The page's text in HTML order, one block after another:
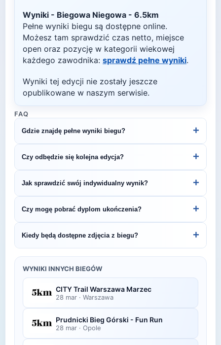
Wyniki - Biegowa Niegowa - 6.5km
Pełne wyniki biegu są dostępne online.
Możesz tam sprawdzić czas netto, miejsce
open oraz pozycję w kategorii wiekowej
każdego zawodnika: sprawdź pełne wyniki.
Wyniki tej edycji nie zostały jeszcze
opublikowane w naszym serwisie.
FAQ
Gdzie znajdę pełne wyniki biegu? +
stronie internetowej lub na platformach takich jak
LiveTracking, RunnerSpace czy MarathonSport.
Czy odbędzie się kolejna edycja? +
Śledź stronę organizatora lub ZawodyBiegowe.pl,
by być na bieżąco z datą kolejnej edycji Biegowa
Niegowa - 6.5km.
Jak sprawdzić swój indywidualny wynik? +
organizatora lub platformie pomiarowej podanej na
bibie startowym. Wyniki zawierają czas brutto i
netto, a często też pozycję wśród wszystkich
uczestników i w kategorii wiekowej.
Czy mogę pobrać dyplom ukończenia? +
elektroniczne dyplomy do pobrania ze strony
organizatora po opublikowaniu oficjalnych
Kiedy będą dostępne zdjęcia z biegu? +
w ciągu kilku dni po zawodach na swojej stronie
lub fanpage'u na Facebooku.
WYNIKI INNYCH BIEGÓW
CITY Trail Warszawa Marzec
28 mar · Warszawa
Prudnicki Bieg Górski - Fun Run
28 mar · Opole